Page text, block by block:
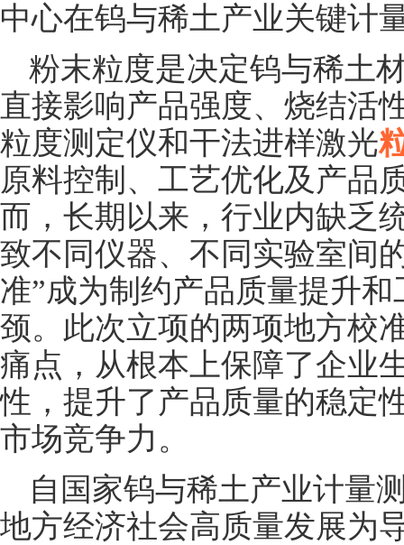
中心在钨与稀土产业关键计
粉末粒度是决定钨与稀土
直接影响产品强度、烧结活
粒度测定仪和干法进样激光
原料控制、工艺优化及产品
而，长期以来，行业内缺乏
致不同仪器、不同实验室间
准”成为制约产品质量提升
颈。此次立项的两项地方校
痛点，从根本上保障了企业
性，提升了产品质量的稳定
市场竞争力。
自国家钨与稀土产业计量
地方经济社会高质量发展为